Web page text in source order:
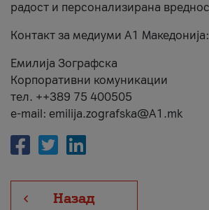
радост и персонализирана
Контакт за медиуми А1 Македонија:
Емилија Зографска
Корпоративни комуникации
тел. ++389 75 400505
e-mail: emilija.zografska@A1.mk
Назад